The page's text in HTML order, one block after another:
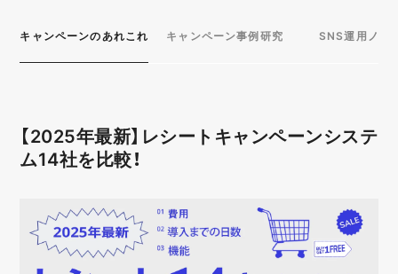
キャンペーンのあれこれ キャンペーン事例研究 SNS運用ノウ
【2025年最新】レシートキャンペーンシステ
ム14社を比較！